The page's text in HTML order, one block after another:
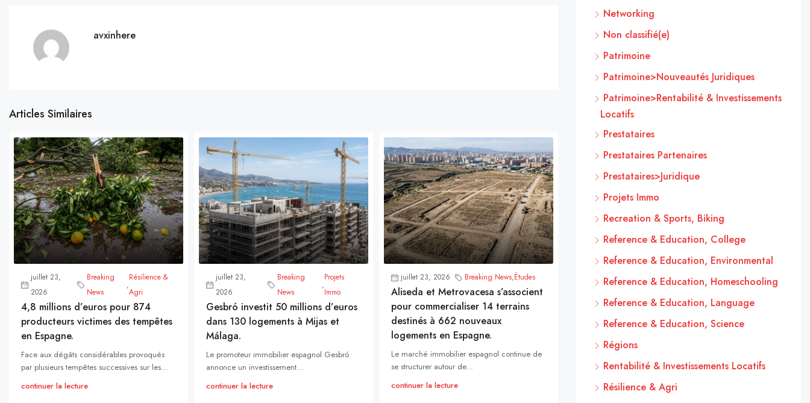
avxinhere
Articles Similaires
juillet 23,
2026
Breaking
News
,
Résilience &
Agri
4,8 millions d’euros pour 874
producteurs victimes des tempêtes
en Espagne.
Face aux dégâts considérables provoqués
par plusieurs tempêtes successives sur les...
continuer la lecture
juillet 23,
2026
Breaking
News
,
Projets
Immo
Gesbró investit 50 millions d’euros
dans 130 logements à Mijas et
Málaga.
Le promoteur immobilier espagnol Gesbró
annonce un investissement...
continuer la lecture
juillet 23, 2026 Breaking News,Études
Aliseda et Metrovacesa s’associent
pour commercialiser 14 terrains
destinés à 662 nouveaux
logements en Espagne.
Le marché immobilier espagnol continue de
se structurer autour de...
continuer la lecture
Networking
Non classifié(e)
Patrimoine
Patrimoine>Nouveautés Juridiques
Patrimoine>Rentabilité & Investissements
Locatifs
Prestataires
Prestataires Partenaires
Prestataires>Juridique
Projets Immo
Recreation & Sports, Biking
Reference & Education, College
Reference & Education, Environmental
Reference & Education, Homeschooling
Reference & Education, Language
Reference & Education, Science
Régions
Rentabilité & Investissements Locatifs
Résilience & Agri